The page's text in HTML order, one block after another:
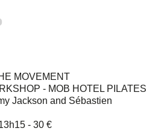
MOVEMENT
- MOB HOTEL PILATES
Jackson and Sébastien
- 30 €